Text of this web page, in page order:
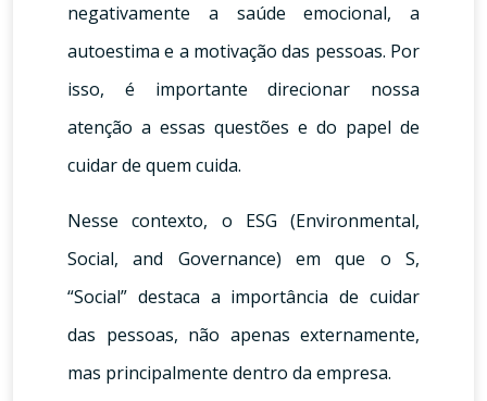
negativamente a saúde emocional, a
autoestima e a motivação das pessoas. Por
isso, é importante direcionar nossa
atenção a essas questões e do papel de
cuidar de quem cuida.
Nesse contexto, o ESG (Environmental,
Social, and Governance) em que o S,
“Social” destaca a importância de cuidar
das pessoas, não apenas externamente,
mas principalmente dentro da empresa.